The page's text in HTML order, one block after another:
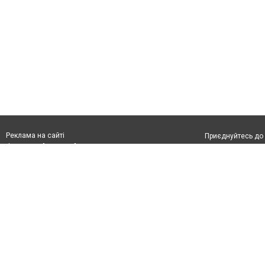
Реклама на сайті
Франшиза "CitySites"
Приєднуйтесь до